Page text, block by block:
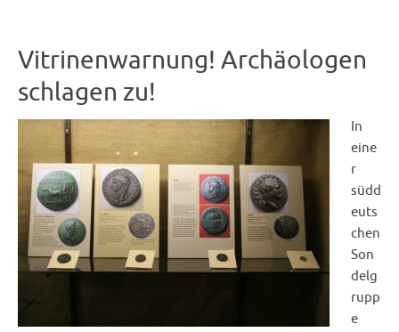
Vitrinenwarnung! Archäologen
schlagen zu!
In
eine
r
südd
euts
chen
Son
delg
rupp
e